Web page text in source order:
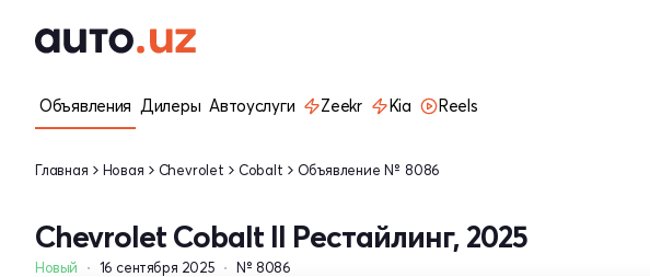
Объявления Дилеры Автоуслуги Zeekr Kia Reels
Главная Новая Chevrolet Cobalt Объявление № 8086
Chevrolet Cobalt II Рестайлинг, 2025
Новый 16 сентября 2025 № 8086